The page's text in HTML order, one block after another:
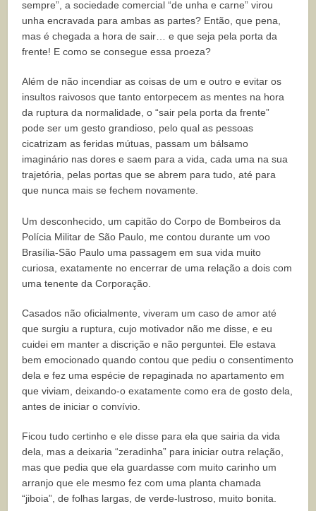
sempre”, a sociedade comercial “de unha e carne” virou
unha encravada para ambas as partes? Então, que pena,
mas é chegada a hora de sair… e que seja pela porta da
frente! E como se consegue essa proeza?
Além de não incendiar as coisas de um e outro e evitar os
insultos raivosos que tanto entorpecem as mentes na hora
da ruptura da normalidade, o “sair pela porta da frente”
pode ser um gesto grandioso, pelo qual as pessoas
cicatrizam as feridas mútuas, passam um bálsamo
imaginário nas dores e saem para a vida, cada uma na sua
trajetória, pelas portas que se abrem para tudo, até para
que nunca mais se fechem novamente.
Um desconhecido, um capitão do Corpo de Bombeiros da
Polícia Militar de São Paulo, me contou durante um voo
Brasília-São Paulo uma passagem em sua vida muito
curiosa, exatamente no encerrar de uma relação a dois com
uma tenente da Corporação.
Casados não oficialmente, viveram um caso de amor até
que surgiu a ruptura, cujo motivador não me disse, e eu
cuidei em manter a discrição e não perguntei. Ele estava
bem emocionado quando contou que pediu o consentimento
dela e fez uma espécie de repaginada no apartamento em
que viviam, deixando-o exatamente como era de gosto dela,
antes de iniciar o convívio.
Ficou tudo certinho e ele disse para ela que sairia da vida
dela, mas a deixaria “zeradinha” para iniciar outra relação,
mas que pedia que ela guardasse com muito carinho um
arranjo que ele mesmo fez com uma planta chamada
“jiboia”, de folhas largas, de verde-lustroso, muito bonita.